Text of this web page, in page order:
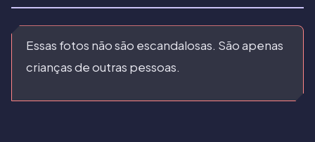
Essas fotos não são escandalosas. São apenas
crianças de outras pessoas.